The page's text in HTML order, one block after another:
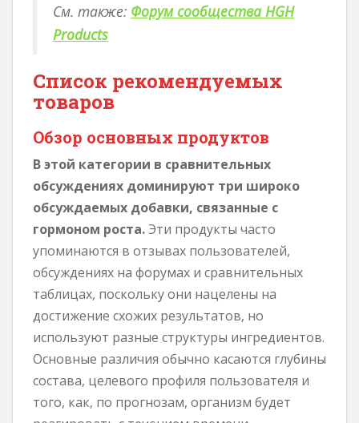
См. также: Форум сообщества HGH
Products
Список рекомендуемых
товаров
Обзор основных продуктов
В этой категории в сравнительных
обсуждениях доминируют три широко
обсуждаемых добавки, связанные с
гормоном роста. Эти продукты часто
упоминаются в отзывах пользователей,
обсуждениях на форумах и сравнительных
таблицах, поскольку они нацелены на
достижение схожих результатов, но
используют разные структуры ингредиентов.
Основные различия обычно касаются глубины
состава, целевого профиля пользователя и
того, как, по прогнозам, организм будет